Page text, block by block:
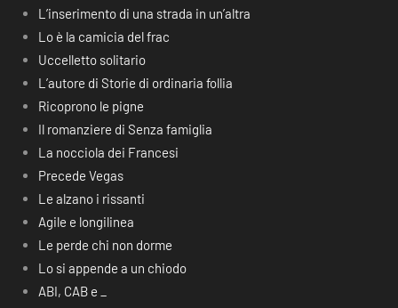
L’inserimento di una strada in un’altra
Lo è la camicia del frac
Uccelletto solitario
L’autore di Storie di ordinaria follia
Ricoprono le pigne
Il romanziere di Senza famiglia
La nocciola dei Francesi
Precede Vegas
Le alzano i rissanti
Agile e longilinea
Le perde chi non dorme
Lo si appende a un chiodo
ABI, CAB e _